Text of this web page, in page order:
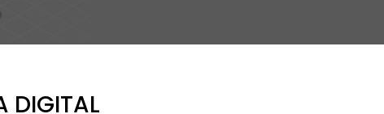
DIGITAL